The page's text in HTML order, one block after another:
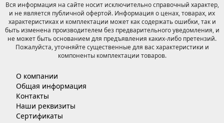
Вся информация на сайте носит исключительно справочный характер,
и не является публичной офертой. Информация о ценах, товарах, их
характеристиках и комплектации может как содержать ошибки, так и
быть изменена производителем без предварительного уведомления, и
не может быть основанием для предъявления каких-либо претензий.
Пожалуйста, уточняйте существенные для вас характеристики и
компоненты комплектации товаров.
О компании
Общая информация
Контакты
Наши реквизиты
Сертификаты